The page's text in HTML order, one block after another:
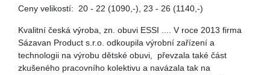
Ceny velikostí: 20 - 22 (1090,-), 23 - 26 (1140,-)
Kvalitní česká výroba, zn. obuvi ESSI .... V roce 2013 firma
Sázavan Product s.r.o. odkoupila výrobní zařízení a
technologii na výrobu dětské obuvi, převzala také část
zkušeného pracovního kolektivu a navázala tak na